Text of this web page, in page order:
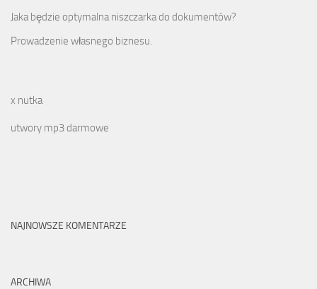
Jaka będzie optymalna niszczarka do dokumentów?
Prowadzenie własnego biznesu.
x nutka
utwory mp3 darmowe
NAJNOWSZE KOMENTARZE
ARCHIWA